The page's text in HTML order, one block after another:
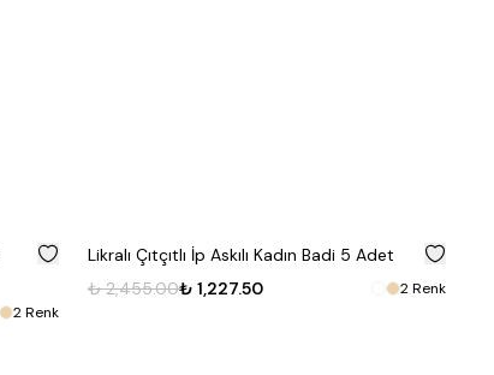
50
2Renk
% 50
Likralı Çıtçıtlı İp Askılı Kadın Badi 5 Adet
₺ 2,455.00₺ 1,227.50 2Renk